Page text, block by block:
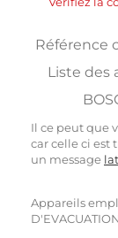
Référence
Liste des
Il ce peut que
car celle ci est
un message
Appareils